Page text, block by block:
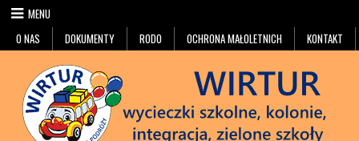
Przejdź do treści
MENU
O NAS
DOKUMENTY RODO OCHRONA MAŁOLETNICH KONTAKT